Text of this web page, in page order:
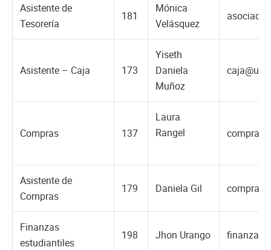
Asistente de
Tesorería
181
Mónica
Velásquez
Asistente – Caja 173
Yiseth
Daniela
Muñoz
Compras 137
Laura
Rangel
Asistente de
Compras
179 Daniela Gil
Finanzas
estudiantiles
198 Jhon Urango